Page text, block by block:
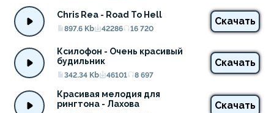
Chris Rea - Road To Hell
897.6 Kb 42286 16 720
Скачать
Ксилофон - Очень красивый
будильник
342.34 Kb 46101 8 697
Скачать
Красивая мелодия для
рингтона - Лахова
Скачать